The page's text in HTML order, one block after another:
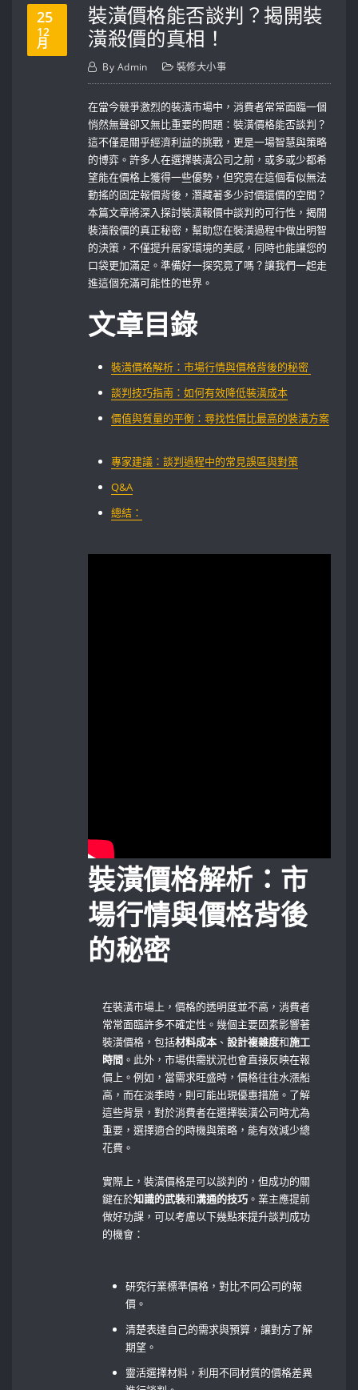
25
12
月
裝潢價格能否談判？揭開裝
潢殺價的真相！
By Admin 裝修大小事
在當今競爭激烈的裝潢市場中，消費者常常面臨一個
悄然無聲卻又無比重要的問題：裝潢價格能否談判？
這不僅是關乎經濟利益的挑戰，更是一場智慧與策略
的博弈。許多人在選擇裝潢公司之前，或多或少都希
望能在價格上獲得一些優勢，但究竟在這個看似無法
動搖的固定報價背後，潛藏著多少討價還價的空間？
本篇文章將深入探討裝潢報價中談判的可行性，揭開
裝潢殺價的真正秘密，幫助您在裝潢過程中做出明智
的決策，不僅提升居家環境的美感，同時也能讓您的
口袋更加滿足。準備好一探究竟了嗎？讓我們一起走
進這個充滿可能性的世界。
文章目錄
裝潢價格解析：市場行情與價格背後的秘密 ​
談判技巧指南：如何有效降低裝潢成本
價值與質量的平衡：尋找性價比最高的裝潢方案
專家建議：談判過程中的常見誤區與對策
Q&A
總結：
裝潢價格解析：市
場行情與價格背後
的秘密
在裝潢市場上，價格的透明度並不高，消費者
常常面臨許多不確定性。幾個主要因素影響著
裝潢價格，包括材料成本 、 設計複雜度和施工
時間 。此外，市場供需狀況也會直接反映在報
價上。例如，當需求旺盛時，價格往往水漲船
高，而在淡季時，則可能出現優惠措施。了解
這些背景，對於消費者在選擇裝潢公司時尤為
重要，選擇適合的時機與策略，能有效減少總
花費。
實際上，裝潢價格是可以談判的，但成功的關
鍵在於知識的武裝和溝通的技巧 。業主應提前
做好功課，可以考慮以下幾點來提升談判成功
的機會：
研究行業標準價格，對比不同公司的報
價。
清楚表達自己的需求與預算，讓對方了解
期望。
靈活選擇材料，利用不同材質的價格差異